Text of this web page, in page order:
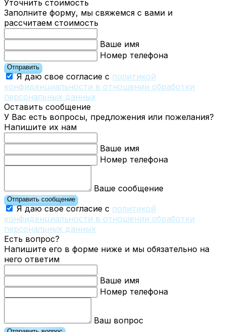
Уточнить стоимость
Заполните форму, мы свяжемся с вами и
рассчитаем стоимость
Ваше имя
Номер телефона
Отправить
Я даю свое согласие с политикой
конфиденциальности в отношении обработки
персональных данных
Оставить сообщение
У Вас есть вопросы, предложения или пожелания?
Напишите их нам
Ваше имя
Номер телефона
Ваше сообщение
Отправить сообщение
Я даю свое согласие с политикой
конфиденциальности в отношении обработки
персональных данных
Есть вопрос?
Напишите его в форме ниже и мы обязательно на
него ответим
Ваше имя
Номер телефона
Ваш вопрос